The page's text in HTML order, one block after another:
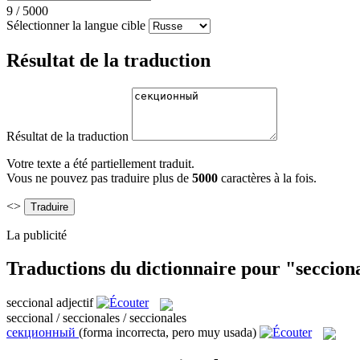
9 / 5000
Sélectionner la langue cible
Résultat de la traduction
Résultat de la traduction
Votre texte a été partiellement traduit.
Vous ne pouvez pas traduire plus de 5000 caractères à la fois.
<>
La publicité
Traductions du dictionnaire pour
seccional adjectif
seccional / seccionales / seccionales
секционный (forma incorrecta, pero muy usada)